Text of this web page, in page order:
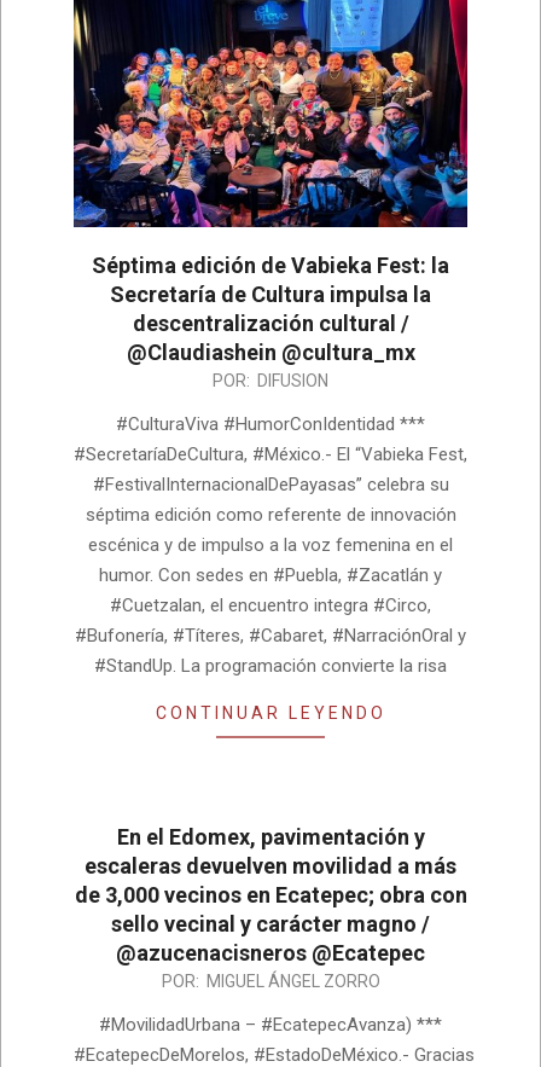
Séptima edición de Vabieka Fest: la
Secretaría de Cultura impulsa la
descentralización cultural /
@Claudiashein @cultura_mx
POR: DIFUSION
#CulturaViva #HumorConIdentidad ***
#SecretaríaDeCultura, #México.- El “Vabieka Fest,
#FestivalInternacionalDePayasas” celebra su
séptima edición como referente de innovación
escénica y de impulso a la voz femenina en el
humor. Con sedes en #Puebla, #Zacatlán y
#Cuetzalan, el encuentro integra #Circo,
#Bufonería, #Títeres, #Cabaret, #NarraciónOral y
#StandUp. La programación convierte la risa
CONTINUAR LEYENDO
En el Edomex, pavimentación y
escaleras devuelven movilidad a más
de 3,000 vecinos en Ecatepec; obra con
sello vecinal y carácter magno /
@azucenacisneros @Ecatepec
POR: MIGUEL ÁNGEL ZORRO
#MovilidadUrbana – #EcatepecAvanza) ***
#EcatepecDeMorelos, #EstadoDeMéxico.- Gracias